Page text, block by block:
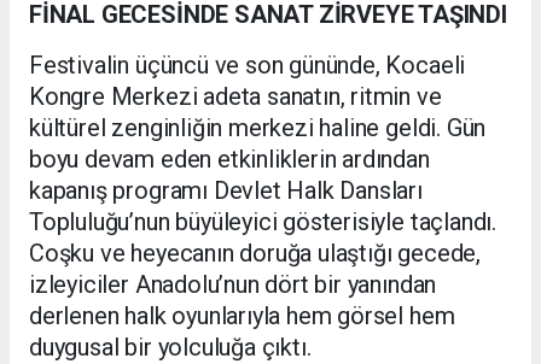
FİNAL GECESİNDE SANAT ZİRVEYE TAŞINDI
Festivalin üçüncü ve son gününde, Kocaeli
Kongre Merkezi adeta sanatın, ritmin ve
kültürel zenginliğin merkezi haline geldi. Gün
boyu devam eden etkinliklerin ardından
kapanış programı Devlet Halk Dansları
Topluluğu’nun büyüleyici gösterisiyle taçlandı.
Coşku ve heyecanın doruğa ulaştığı gecede,
izleyiciler Anadolu’nun dört bir yanından
derlenen halk oyunlarıyla hem görsel hem
duygusal bir yolculuğa çıktı.